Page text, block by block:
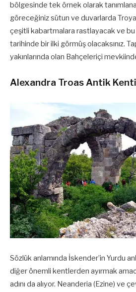
bölgesinde tek örnek olarak
göreceğiniz sütun ve duvarlarda Troya
çeşitli kabartmalara rastlayacak ve
tarihinde bir ilki görmüş olacaksınız.
yakınlarında olan Bahçeleriçi
Alexandra Troas Antik Kenti
Sözlük anlamında İskender’in Yurdu
diğer önemli kentlerden ayırmak
adını da alıyor. Neanderia (Ezine) ve